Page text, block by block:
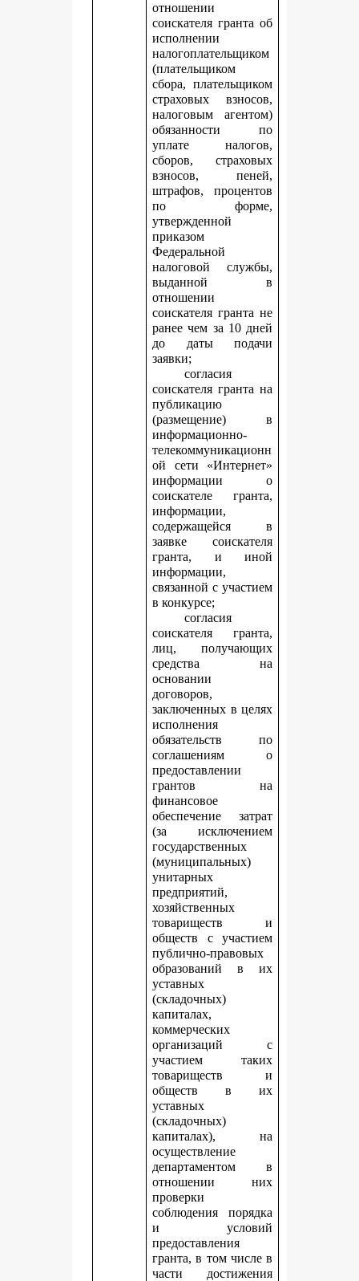
отношении
соискателя гранта об
исполнении
налогоплательщиком
(плательщиком
сбора, плательщиком
страховых взносов,
налоговым агентом)
обязанности по
уплате налогов,
сборов, страховых
взносов, пеней,
штрафов, процентов
по форме,
утвержденной
приказом
Федеральной
налоговой службы,
выданной в
отношении
соискателя гранта не
ранее чем за 10 дней
до даты подачи
заявки;
согласия
соискателя гранта на
публикацию
(размещение) в
информационно-
телекоммуникационн
ой сети «Интернет»
информации о
соискателе гранта,
информации,
содержащейся в
заявке соискателя
гранта, и иной
информации,
связанной с участием
в конкурсе;
согласия
соискателя гранта,
лиц, получающих
средства на
основании
договоров,
заключенных в целях
исполнения
обязательств по
соглашениям о
предоставлении
грантов на
финансовое
обеспечение затрат
(за исключением
государственных
(муниципальных)
унитарных
предприятий,
хозяйственных
товариществ и
обществ с участием
публично-правовых
образований в их
уставных
(складочных)
капиталах,
коммерческих
организаций с
участием таких
товариществ и
обществ в их
уставных
(складочных)
капиталах), на
осуществление
департаментом в
отношении них
проверки
соблюдения порядка
и условий
предоставления
гранта, в том числе в
части достижения